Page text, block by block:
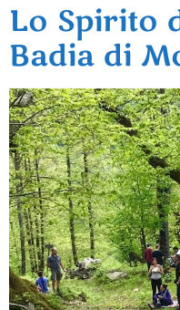
Lo Spirito
Badia di